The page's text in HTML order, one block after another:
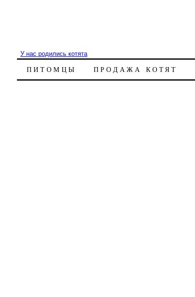
У нас родились котята
ПИТОМЦЫ ПРОДАЖА КОТЯТ